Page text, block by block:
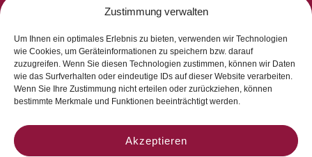
Zustimmung verwalten
Um Ihnen ein optimales Erlebnis zu bieten, verwenden wir Technologien
wie Cookies, um Geräteinformationen zu speichern bzw. darauf
zuzugreifen. Wenn Sie diesen Technologien zustimmen, können wir Daten
wie das Surfverhalten oder eindeutige IDs auf dieser Website verarbeiten.
Wenn Sie Ihre Zustimmung nicht erteilen oder zurückziehen, können
bestimmte Merkmale und Funktionen beeinträchtigt werden.
Akzeptieren
E-Fax: +49 (0)7255 9000865
Kontaktformular